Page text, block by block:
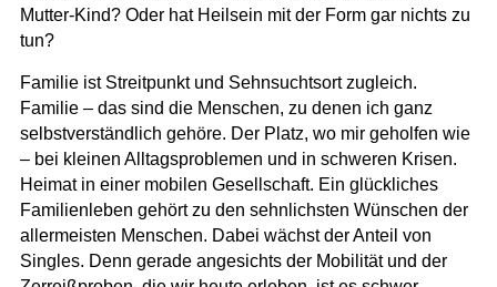
Mutter-Kind? Oder hat Heilsein mit der Form gar nichts zu
tun?
Familie ist Streitpunkt und Sehnsuchtsort zugleich.
Familie – das sind die Menschen, zu denen ich ganz
selbstverständlich gehöre. Der Platz, wo mir geholfen wie
– bei kleinen Alltagsproblemen und in schweren Krisen.
Heimat in einer mobilen Gesellschaft. Ein glückliches
Familienleben gehört zu den sehnlichsten Wünschen der
allermeisten Menschen. Dabei wächst der Anteil von
Singles. Denn gerade angesichts der Mobilität und der